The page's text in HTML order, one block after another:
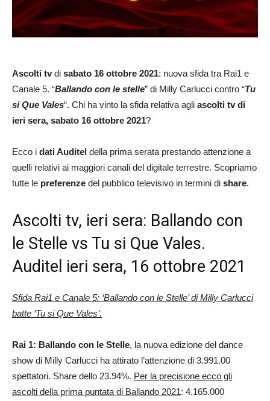
Ascolti tvdi sabato 16 ottobre 2021: nuova sfida tra Rai1 e
Canale 5. “Ballando con le stelle” di Milly Carlucci contro “Tu
siQue Vales“. Chi ha vinto la sfida relativa agli ascolti tv di
ieri sera, sabato 16 ottobre 2021?
Ecco i dati Auditel della prima serata prestando attenzione a
quelli relativi ai maggiori canali del digitale terrestre. Scopriamo
tutte le preferenze del pubblico televisivo in termini di share.
Ascolti tv, ieri sera: Ballando con
le Stelle vs Tu si Que Vales.
Auditel ieri sera, 16 ottobre 2021
Sfida Rai1 e Canale 5: ‘Ballando con le Stelle’ di Milly Carlucci
batte ‘Tu si Que Vales’.
Rai 1: Ballando con le Stelle, la nuova edizione del dance
show di Milly Carlucci ha attirato l’attenzione di 3.991.00
spettatori. Share dello 23.94%. Per la precisione ecco gli
ascolti della prima puntata di Ballando 2021: 4.165.000